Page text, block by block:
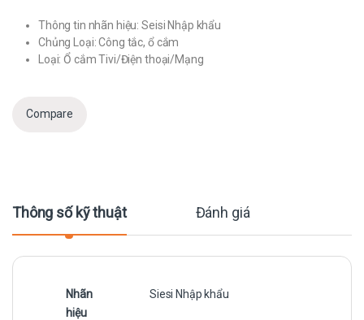
Thông tin nhãn hiệu: Seisi Nhập khẩu
Chủng Loại: Công tắc, ổ cắm
Loại: Ổ cắm Tivi/Điện thoại/Mạng
Compare
Thông số kỹ thuật Đánh giá
Nhãn
hiệu
Siesi Nhập khẩu